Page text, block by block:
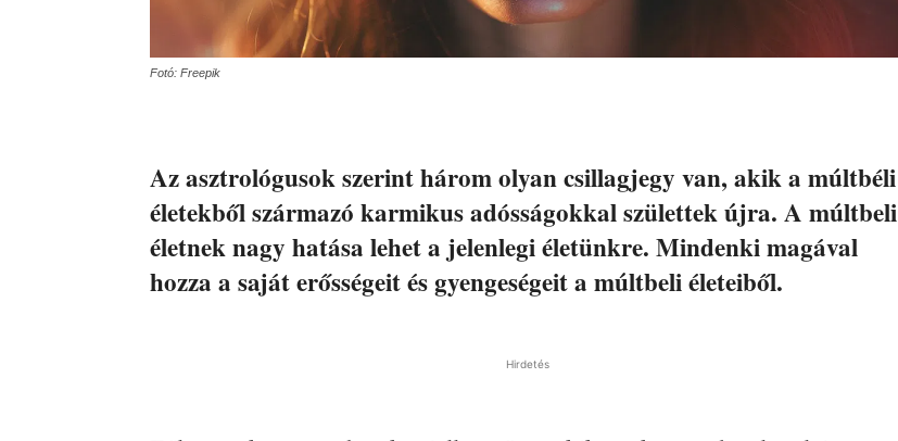
Fotó: Freepik
Az asztrológusok szerint három olyan csillagjegy van, akik a múltbéli
életekből származó karmikus adósságokkal születtek újra. A múltbeli
életnek nagy hatása lehet a jelenlegi életünkre. Mindenki magával
hozza a saját erősségeit és gyengeségeit a múltbeli életeiből.
Hirdetés